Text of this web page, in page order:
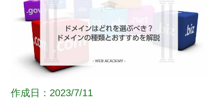
作成日：2023/7/11